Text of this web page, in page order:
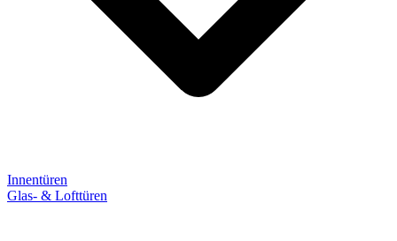
Innentüren
Glas- & Lofttüren